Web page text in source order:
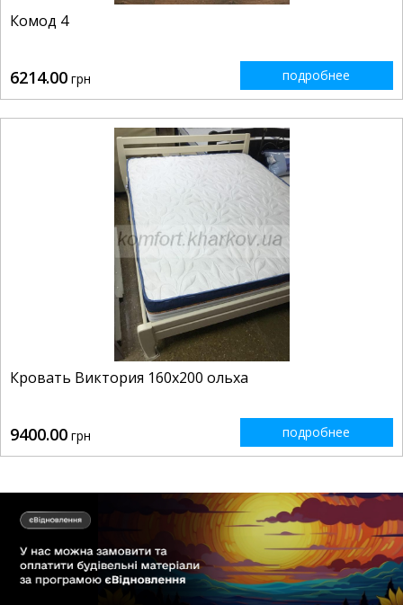
Комод 4
6214.00 грн подробнее
Кровать Виктория 160x200 ольха
9400.00 грн подробнее